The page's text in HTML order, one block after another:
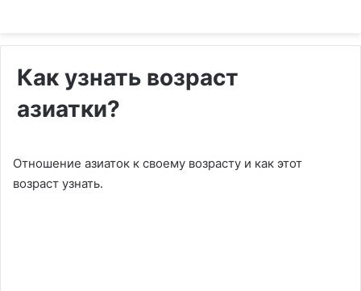
Как узнать возраст
азиатки?
Отношение азиаток к своему возрасту и как этот
возраст узнать.